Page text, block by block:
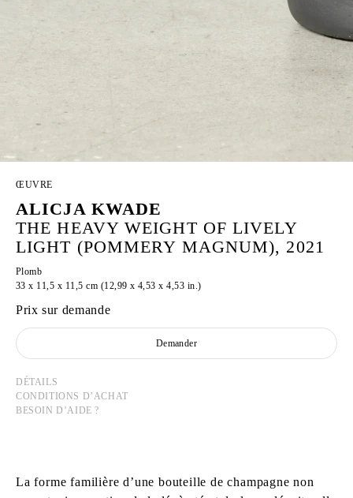
ŒUVRE
ALICJA KWADE
THE HEAVY WEIGHT OF LIVELY
LIGHT (POMMERY MAGNUM), 2021
Plomb
33 x 11,5 x 11,5 cm (12,99 x 4,53 x 4,53 in.)
Prix sur demande
Demander
DÉTAILS
CONDITIONS D’ACHAT
BESOIN D’AIDE ?
La forme familière d’une bouteille de champagne non